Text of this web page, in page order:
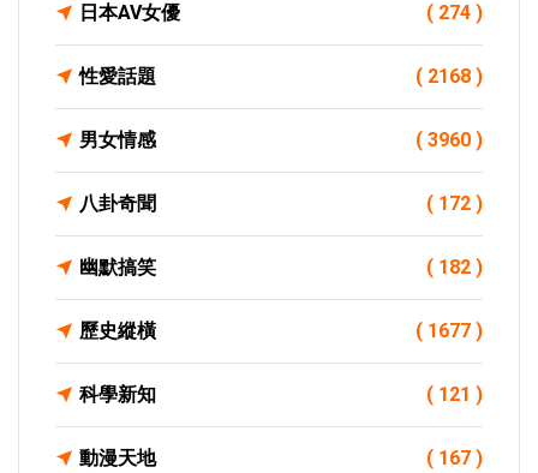
日本AV女優 ( 274 )
性愛話題 ( 2168 )
男女情感 ( 3960 )
八卦奇聞 ( 172 )
幽默搞笑 ( 182 )
歷史縱橫 ( 1677 )
科學新知 ( 121 )
動漫天地 ( 167 )